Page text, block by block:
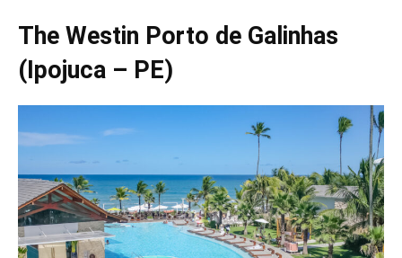
The Westin Porto de Galinhas
(Ipojuca – PE)